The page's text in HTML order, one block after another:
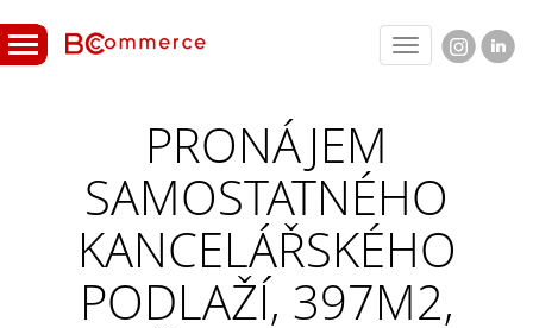
Toggle
navigation
PRONÁJEM
SAMOSTATNÉHO
KANCELÁŘSKÉHO
PODLAŽÍ, 397M2,